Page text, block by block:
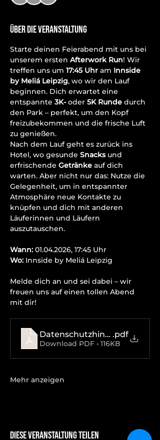
Über die Veranstaltung
Starte deinen Feierabend mit uns bei
unserem ersten Afterwork Run! Wir
treffen uns um 17:45 Uhr am Innside
by Meliá Leipzig, wo wir den Lauf
beginnen. Dich erwartet eine
entspannte 3K- oder 5K Runde durch
den Park – perfekt, um den Kopf
freizubekommen und die frische Luft
zu genießen.
Nach dem Lauf geht es zurück ins
Hotel, wo gesunde Snacks und
erfrischende Getränke auf dich
warten. Aber nicht nur das: Nutze die
Gelegenheit, um in entspannter
Atmosphäre neue Kontakte zu
knüpfen und dich mit anderen
Läuferinnen und Läufern
auszutauschen.
Wann: 01.04.2026, 17:45 Uhr
Wo: Innside by Meliá Leipzig
Melde dich an und sei dabei – wir
freuen uns auf einen tollen Abend
mit dir!
Datenschutzhinweise
.pdf
Download PDF • 116KB
Mehr anzeigen
Diese Veranstaltung teilen